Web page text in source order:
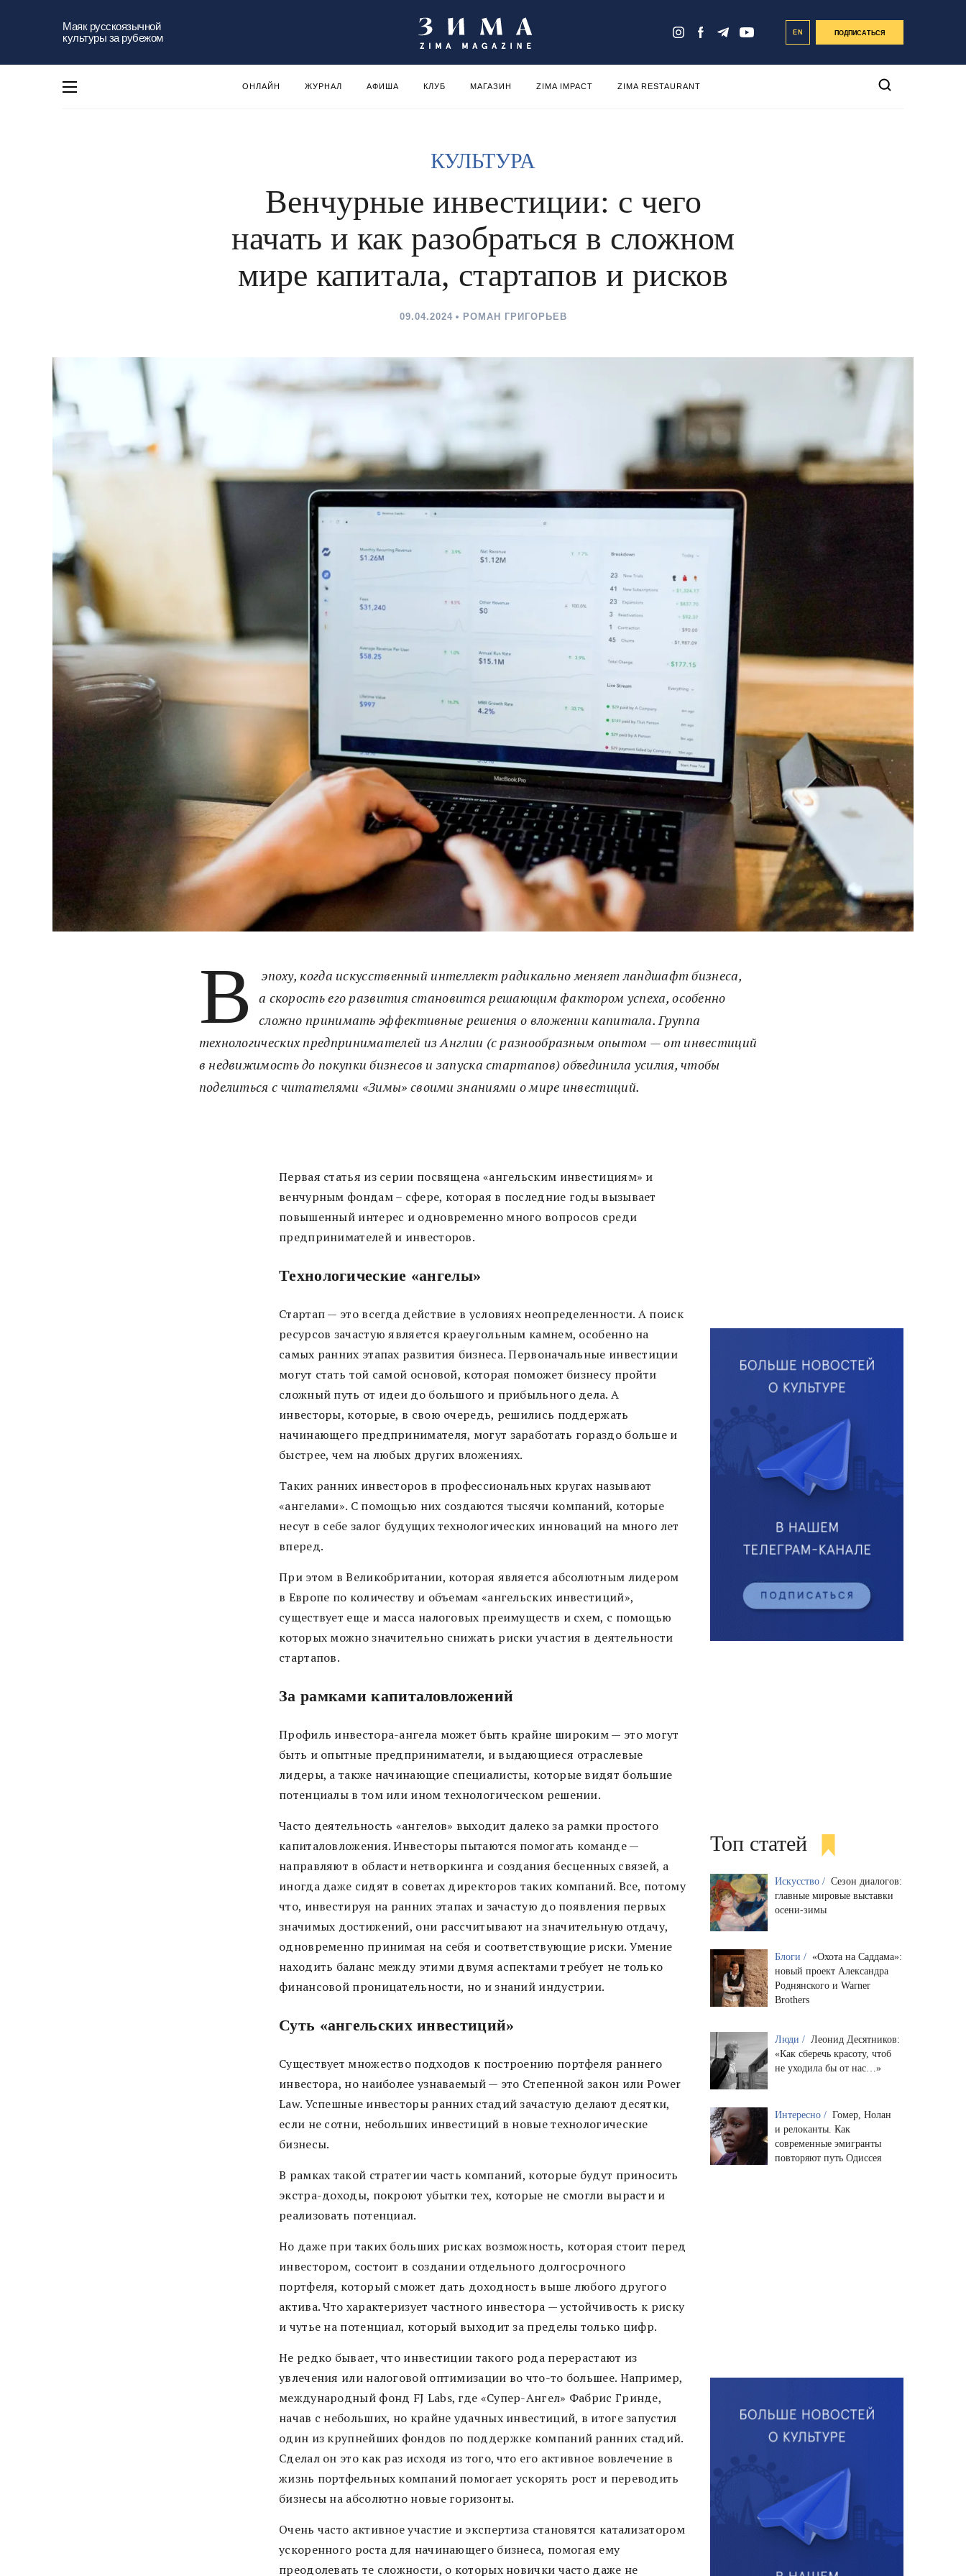
Маяк русскоязычной
культуры за рубежом
EN ПОДПИСАТЬСЯ
ОНЛАЙН ЖУРНАЛ АФИША КЛУБ МАГАЗИН ZIMA IMPACT ZIMA RESTAURANT
КУЛЬТУРА
Венчурные инвестиции: с чего
начать и как разобраться в сложном
мире капитала, стартапов и рисков
09.04.2024 РОМАН ГРИГОРЬЕВ
В
эпоху, когда искусственный интеллект радикально меняет ландшафт бизнеса,
а скорость его развития становится решающим фактором успеха, особенно
сложно принимать эффективные решения о вложении капитала. Группа
технологических предпринимателей из Англии (с разнообразным опытом — от инвестиций
в недвижимость до покупки бизнесов и запуска стартапов) объединила усилия, чтобы
поделиться c читателями «Зимы» своими знаниями о мире инвестиций.
Первая статья из серии посвящена «ангельским инвестициям» и
венчурным фондам – сфере, которая в последние годы вызывает
повышенный интерес и одновременно много вопросов среди
предпринимателей и инвесторов.
Технологические «ангелы»
Стартап — это всегда действие в условиях неопределенности. А поиск
ресурсов зачастую является краеугольным камнем, особенно на
самых ранних этапах развития бизнеса. Первоначальные инвестиции
могут стать той самой основой, которая поможет бизнесу пройти
сложный путь от идеи до большого и прибыльного дела. А
инвесторы, которые, в свою очередь, решились поддержать
начинающего предпринимателя, могут заработать гораздо больше и
быстрее, чем на любых других вложениях.
Таких ранних инвесторов в профессиональных кругах называют
«ангелами». С помощью них создаются тысячи компаний, которые
несут в себе залог будущих технологических инноваций на много лет
вперед.
При этом в Великобритании, которая является абсолютным лидером
в Европе по количеству и объемам «ангельских инвестиций»,
существует еще и масса налоговых преимуществ и схем, с помощью
которых можно значительно снижать риски участия в деятельности
стартапов.
За рамками капиталовложений
Профиль инвестора-ангела может быть крайне широким — это могут
быть и опытные предприниматели, и выдающиеся отраслевые
лидеры, а также начинающие специалисты, которые видят большие
потенциалы в том или ином технологическом решении.
Часто деятельность «ангелов» выходит далеко за рамки простого
капиталовложения. Инвесторы пытаются помогать команде —
направляют в области нетворкинга и создания бесценных связей, а
иногда даже сидят в советах директоров таких компаний. Все, потому
что, инвестируя на ранних этапах и зачастую до появления первых
значимых достижений, они рассчитывают на значительную отдачу,
одновременно принимая на себя и соответствующие риски. Умение
находить баланс между этими двумя аспектами требует не только
финансовой проницательности, но и знаний индустрии.
Суть «ангельских инвестиций»
Существует множество подходов к построению портфеля раннего
инвестора, но наиболее узнаваемый — это Степенной закон или Power
Law. Успешные инвесторы ранних стадий зачастую делают десятки,
если не сотни, небольших инвестиций в новые технологические
бизнесы.
В рамках такой стратегии часть компаний, которые будут приносить
экстра-доходы, покроют убытки тех, которые не смогли вырасти и
реализовать потенциал.
Но даже при таких больших рисках возможность, которая стоит перед
инвестором, состоит в создании отдельного долгосрочного
портфеля, который сможет дать доходность выше любого другого
актива. Что характеризует частного инвестора — устойчивость к риску
и чутье на потенциал, который выходит за пределы только цифр.
Не редко бывает, что инвестиции такого рода перерастают из
увлечения или налоговой оптимизации во что-то большее. Например,
международный фонд FJ Labs, где «Супер-Ангел» Фабрис Гринде,
начав с небольших, но крайне удачных инвестиций, в итоге запустил
один из крупнейших фондов по поддержке компаний ранних стадий.
Сделал он это как раз исходя из того, что его активное вовлечение в
жизнь портфельных компаний помогает ускорять рост и переводить
бизнесы на абсолютно новые горизонты.
Очень часто активное участие и экспертиза становятся катализатором
ускоренного роста для начинающего бизнеса, помогая ему
преодолевать те сложности, о которых новички часто даже не
Топ статей
Искусство / Сезон диалогов:
главные мировые выставки
осени-зимы
Блоги / «Охота на Саддама»:
новый проект Александра
Роднянского и Warner
Brothers
Люди / Леонид Десятников:
«Как сберечь красоту, чтоб
не уходила бы от нас…»
Интересно / Гомер, Нолан
и релоканты. Как
современные эмигранты
повторяют путь Одиссея